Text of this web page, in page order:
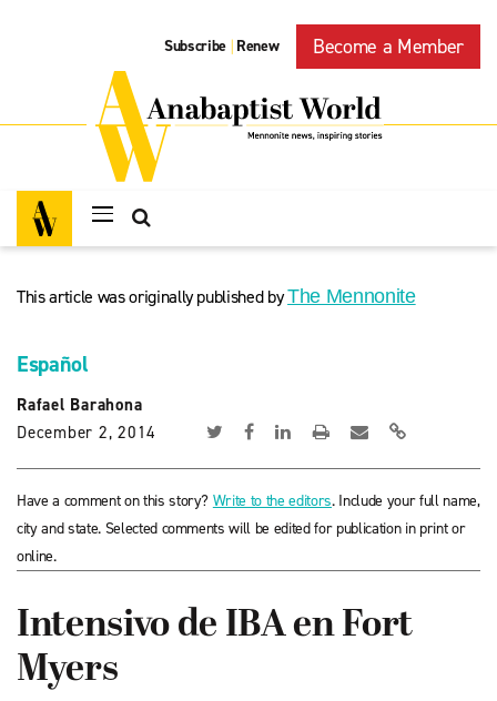
Subscribe | Renew Become a Member
This article was originally published byThe Mennonite
Español
Rafael Barahona
December 2, 2014
Have a comment on this story? Write to the editors. Include your full name,
city and state. Selected comments will be edited for publication in print or
online.
Intensivo de IBA en Fort
Myers